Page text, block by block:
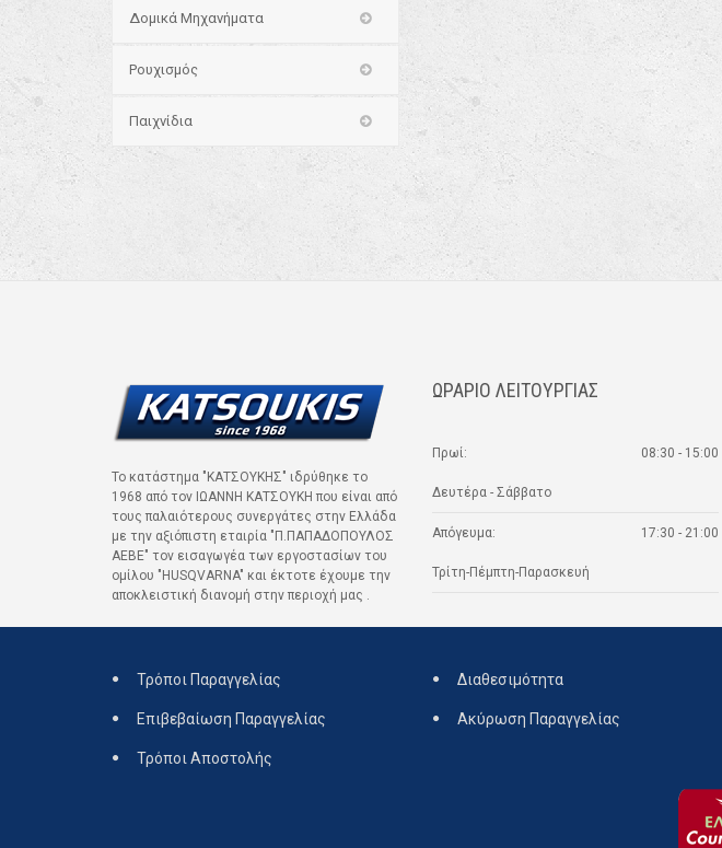
Δομικά Μηχανήματα
Ρουχισμός
Παιχνίδια
Το κατάστημα "ΚΑΤΣΟΥΚΗΣ" ιδρύθηκε το
1968 από τον ΙΩΑΝΝΗ ΚΑΤΣΟΥΚΗ που είναι από
τους παλαιότερους συνεργάτες στην Ελλάδα
με την αξιόπιστη εταιρία "Π.ΠΑΠΑΔΟΠΟΥΛΟΣ
ΑΕΒΕ" τον εισαγωγέα των εργοστασίων του
ομίλου "HUSQVARNA" και έκτοτε έχουμε την
αποκλειστική διανομή στην περιοχή μας .
ΩΡΑΡΙΟ ΛΕΙΤΟΥΡΓΙΑΣ
Πρωί:
Δευτέρα - Σάββατο
08:30 - 15:00
Απόγευμα:
Τρίτη-Πέμπτη-Παρασκευή
17:30 - 21:00
Τρόποι Παραγγελίας
Επιβεβαίωση Παραγγελίας
Τρόποι Αποστολής
Διαθεσιμότητα
Ακύρωση Παραγγελίας